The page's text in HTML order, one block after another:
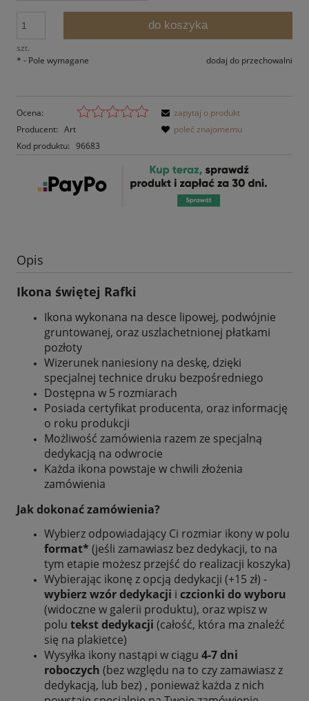
szt.
do koszyka
dodaj do przechowalni
* - Pole wymagane
Ocena:
Producent: Art
Kod produktu: 96683
zapytaj o produkt
poleć znajomemu
Opis
Ikona świętej Rafki
Ikona wykonana na desce lipowej, podwójnie
gruntowanej, oraz uszlachetnionej płatkami
pozłoty
Wizerunek naniesiony na deskę, dzięki
specjalnej technice druku bezpośredniego
Dostępna w 5 rozmiarach
Posiada certyfikat producenta, oraz informację
o roku produkcji
Możliwość zamówienia razem ze specjalną
dedykacją na odwrocie
Każda ikona powstaje w chwili złożenia
zamówienia
Jak dokonać zamówienia?
Wybierz odpowiadający Ci rozmiar ikony w polu
format* (jeśli zamawiasz bez dedykacji, to na
tym etapie możesz przejść do realizacji koszyka)
Wybierając ikonę z opcją dedykacji (+15 zł) -
wybierz wzór dedykacji i czcionki do wyboru
(widoczne w galerii produktu), oraz wpisz w
polu tekst dedykacji (całość, która ma znaleźć
się na plakietce)
Wysyłka ikony nastąpi w ciągu 4-7 dni
roboczych (bez względu na to czy zamawiasz z
dedykacją, lub bez) , ponieważ każda z nich